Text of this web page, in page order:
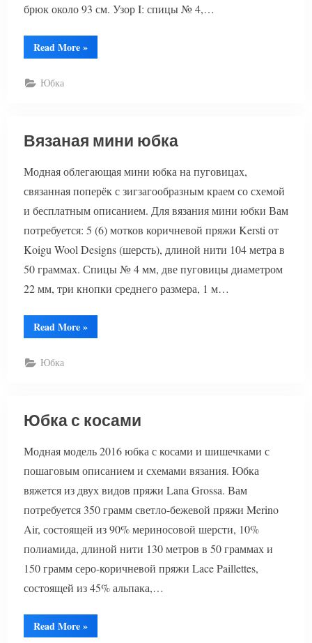
брюк около 93 см. Узор I: спицы № 4,…
Read More“Вязаные
брюки
»
Юбка
Вязаная мини юбка
Модная облегающая мини юбка на пуговицах,
связанная поперёк с зигзагообразным краем со схемой
и бесплатным описанием. Для вязания мини юбки Вам
потребуется: 5 (6) мотков коричневой пряжи Kersti от
Koigu Wool Designs (шерсть), длиной нити 104 метра в
50 граммах. Спицы № 4 мм, две пуговицы диаметром
22 мм, три кнопки среднего размера, 1 м…
Read More“Вязаная
мини
»
Юбка
Юбка с косами
Модная модель 2016 юбка с косами и шишечками с
пошаговым описанием и схемами вязания. Юбка
вяжется из двух видов пряжи Lana Grossa. Вам
потребуется 350 грамм светло-бежевой пряжи Merino
Air, состоящей из 90% мериносовой шерсти, 10%
полиамида, длиной нити 130 метров в 50 граммах и
150 грамм серо-коричневой пряжи Lace Paillettes,
состоящей из 45% альпака,…
Read More“Юбка
с
»